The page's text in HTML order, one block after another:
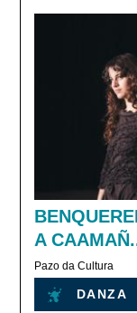
A
Pazo da Cultura
DANZA